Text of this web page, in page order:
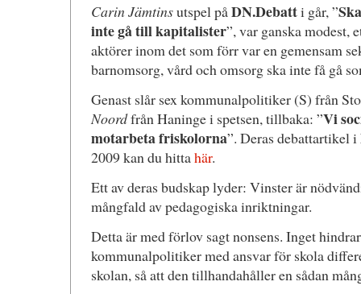
Carin Jämtinsutspel påDN.Debatti går, ”
inte gå till kapitalister”, var ganska modest,
aktörer inom det som förr var en gemensam
barnomsorg, vård och omsorg ska inte få gå
Genast slår sex kommunalpolitiker (S) från
Noordfrån Haninge i spetsen, tillbaka: ”Vi
motarbeta friskolorna”. Deras debattartikel i
2009 kan du hittahär.
Ett av deras budskap lyder: Vinster är
mångfald av pedagogiska inriktningar.
Detta är med förlov sagt nonsens. Inget
kommunalpolitiker med ansvar för skola
skolan, så att den tillhandahåller en sådan